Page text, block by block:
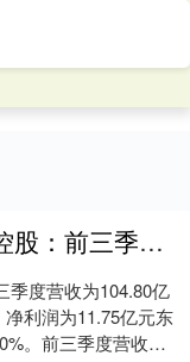
东方配资 鹏鼎控股：前三季度净利润同比增长21.95%
季度营收为104.80亿
利润为11.75亿元东
。前三季度营收为